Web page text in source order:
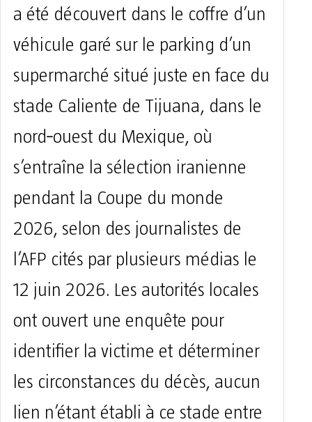
a été découvert dans le coffre d’un
véhicule garé sur le parking d’un
supermarché situé juste en face du
stade Caliente de Tijuana, dans le
nord‑ouest du Mexique, où
s’entraîne la sélection iranienne
pendant la Coupe du monde
2026, selon des journalistes de
l’AFP cités par plusieurs médias le
12 juin 2026. Les autorités locales
ont ouvert une enquête pour
identifier la victime et déterminer
les circonstances du décès, aucun
lien n’étant établi à ce stade entre